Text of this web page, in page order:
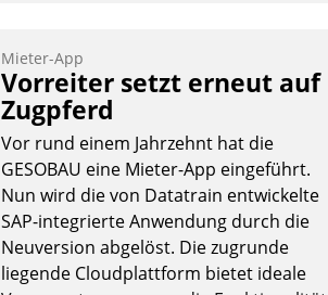
Allein mit der Einführung einer neuen
Software ist es nicht getan. Die
Digitalisierung erfordert von
Unternehmen die Bereitschaft, sich zu
überprüfen, zu hinterfragen und zu
verändern.
Mieter-App
Vorreiter setzt erneut auf
Zugpferd
Vor rund einem Jahrzehnt hat die
GESOBAU eine Mieter-App eingeführt.
Nun wird die von Datatrain entwickelte
SAP-integrierte Anwendung durch die
Neuversion abgelöst. Die zugrunde
liegende Cloudplattform bietet ideale